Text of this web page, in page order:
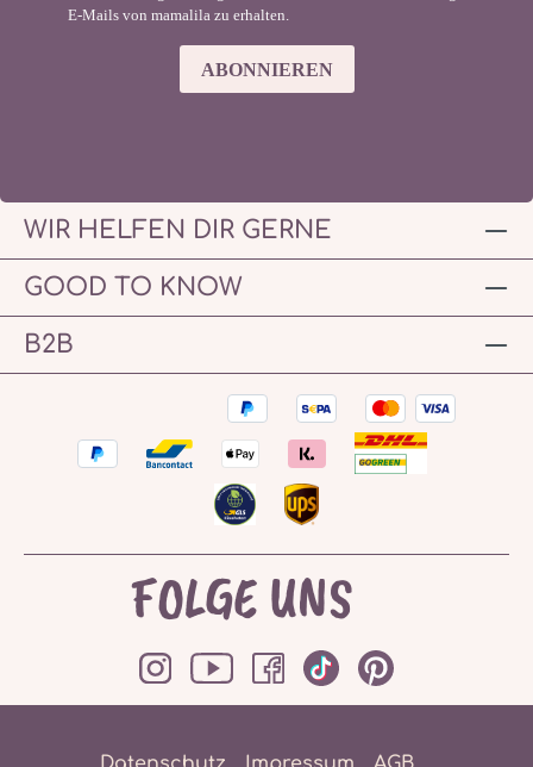
E-Mails von mamalila zu erhalten.
ABONNIEREN
WIR HELFEN DIR GERNE
GOOD TO KNOW
B2B
FOLGE UNS